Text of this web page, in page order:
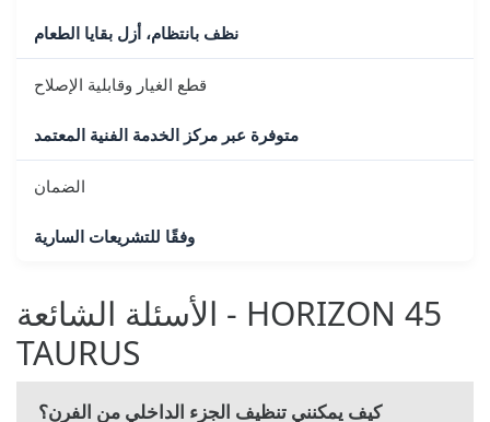
نظف بانتظام، أزل بقايا الطعام
قطع الغيار وقابلية الإصلاح
متوفرة عبر مركز الخدمة الفنية المعتمد
الضمان
وفقًا للتشريعات السارية
الأسئلة الشائعة - HORIZON 45
TAURUS
كيف يمكنني تنظيف الجزء الداخلي من الفرن؟